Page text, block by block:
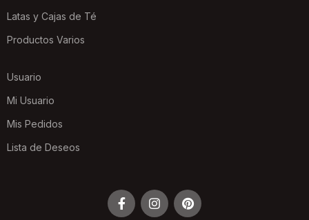
Latas y Cajas de Té
Productos Varios
Usuario
Mi Usuario
Mis Pedidos
Lista de Deseos